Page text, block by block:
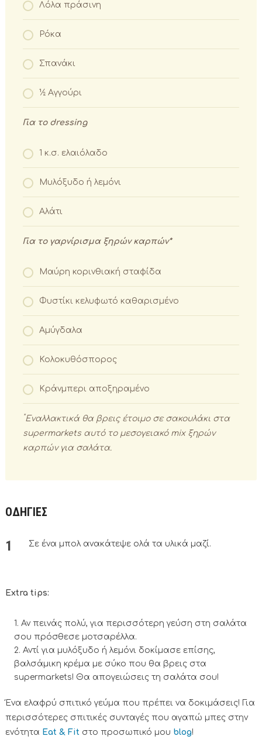
Λόλα πράσινη
Ρόκα
Σπανάκι
½ Αγγούρι
Για το dressing
1 κ.σ. ελαιόλαδο
Μυλόξυδο ή λεμόνι
Αλάτι
Για το γαρνίρισμα ξηρών καρπών*
Μαύρη κορινθιακή σταφίδα
Φυστίκι κελυφωτό καθαρισμένο
Αμύγδαλα
Κολοκυθόσπορος
Κράνμπερι αποξηραμένο
*Εναλλακτικά θα βρεις έτοιμο σε σακουλάκι στα
supermarketsαυτό το μεσογειακό mixξηρών
καρπών για σαλάτα.
ΟΔΗΓΙΕΣ
Σε ένα μπολ ανακάτεψε ολά τα υλικά μαζί.
Extra tips:
Αν πεινάς πολύ, για περισσότερη γεύση στη σαλάτα
σου πρόσθεσε μοτσαρέλλα.
Αντί για μυλόξυδο ή λεμόνι δοκίμασε επίσης,
βαλσάμικη κρέμα με σύκο που θα βρεις στα
supermarkets! Θα απογειώσεις τη σαλάτα σου!
Ένα ελαφρύ σπιτικό γεύμα που πρέπει να δοκιμάσεις! Για
περισσότερες σπιτικές συνταγές που αγαπώ μπες στην
ενότητα Eat & Fitστο προσωπικό μου blog!